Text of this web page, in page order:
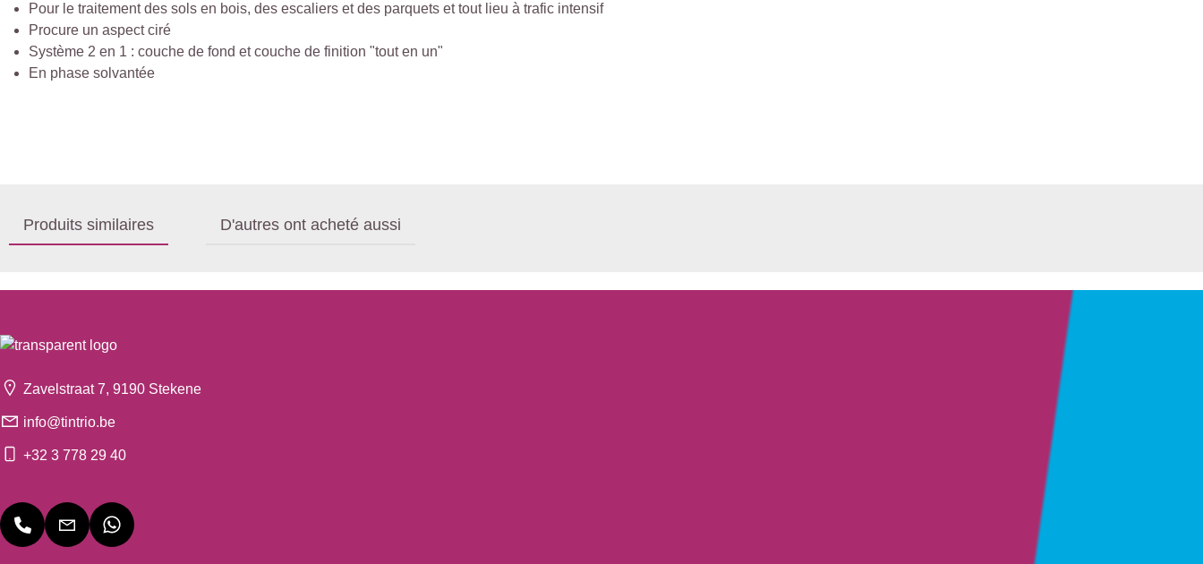
Pour le traitement des sols en bois, des escaliers et des parquets et tout lieu à trafic intensif
Procure un aspect ciré
Système 2 en 1 : couche de fond et couche de finition "tout en un"
En phase solvantée
Produits similaires D'autres ont acheté aussi
Zavelstraat 7, 9190 Stekene
info@tintrio.be
+32 3 778 29 40